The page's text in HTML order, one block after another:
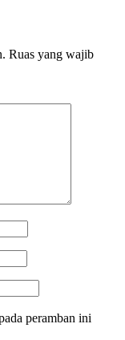
Ruas yang wajib
peramban ini